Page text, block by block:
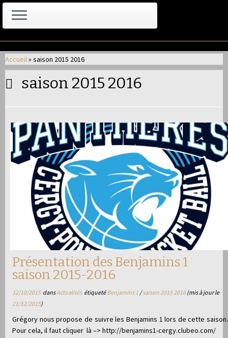
au
contenu
Accueil» saison 2015 2016
saison 2015 2016
Présentation des Benjamins 1
saison 2015-2016
12/10/2015dansActualités étiquetéBenjamins 1 /saison 2015 2016(mis à jour le
21/12/2015)
Grégory nous propose de suivre les Benjamins 1 lors de cette saison.
Pour cela, il faut cliquer là –> http://benjamins1-cergy.clubeo.com/